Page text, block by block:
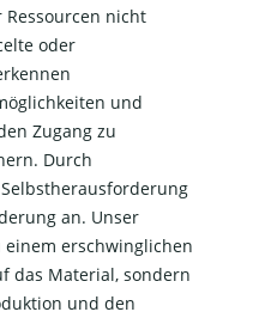
nicht
oder
und
Zugang zu
Durch
an. Unser
erschwinglichen
das Material, sondern
und den